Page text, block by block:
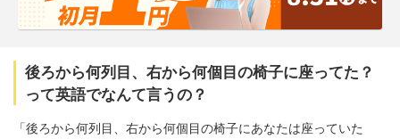
後ろから何列目、右から何個目の椅子に座ってた？
って英語でなんて言うの？
「後ろから何列目、右から何個目の椅子にあなたは座っていた